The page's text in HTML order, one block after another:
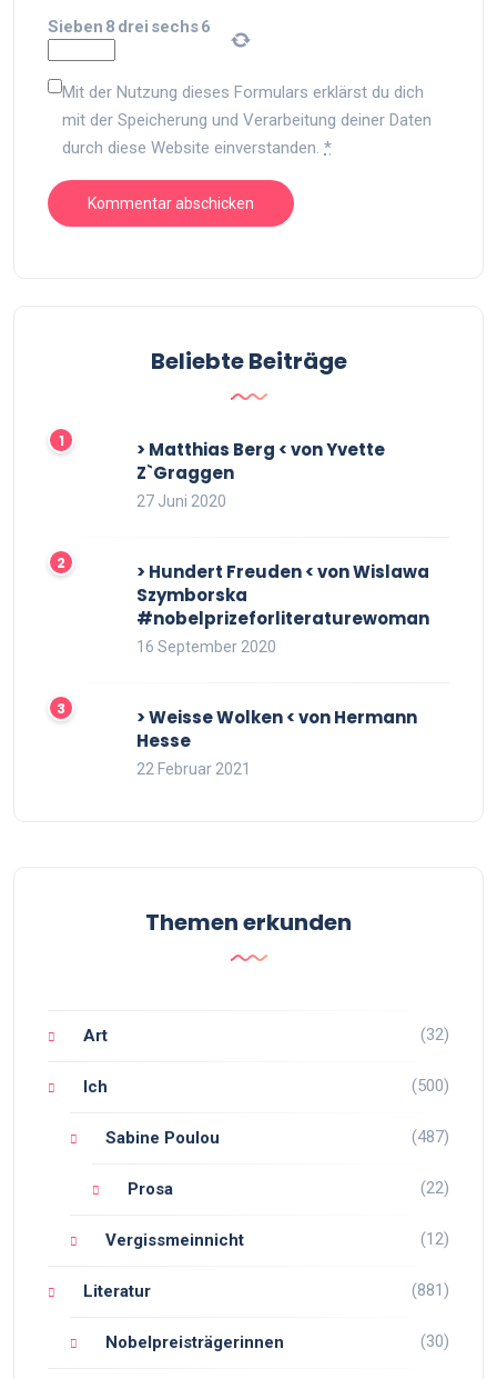
Sieben 8 drei sechs6
Mit der Nutzung dieses Formulars erklärst du dich
mit der Speicherung und Verarbeitung deiner Daten
durch diese Website einverstanden. *
Beliebte Beiträge
> Matthias Berg < von Yvette
Z`Graggen
27 Juni 2020
> Hundert Freuden < von Wislawa
Szymborska
#nobelprizeforliteraturewoman
16 September 2020
> Weisse Wolken < von Hermann
Hesse
22 Februar 2021
Themen erkunden
Art (32)
Ich (500)
Sabine Poulou (487)
Prosa (22)
Vergissmeinnicht (12)
Literatur (881)
Nobelpreisträgerinnen (30)